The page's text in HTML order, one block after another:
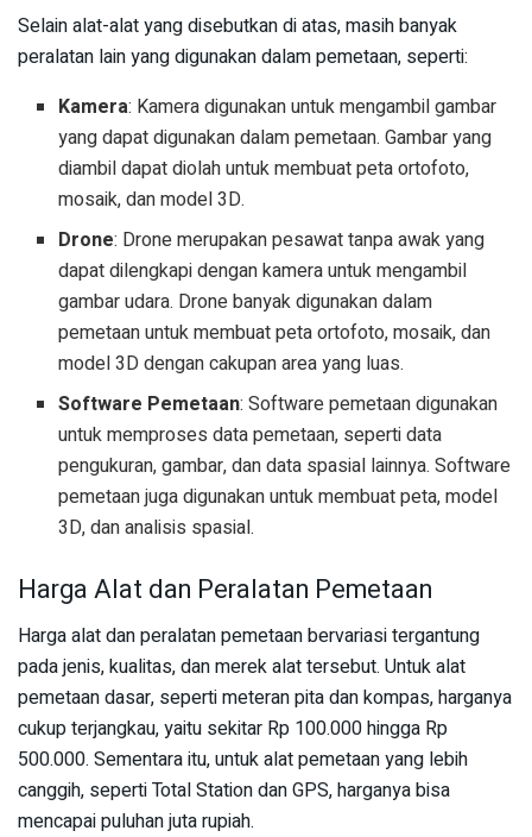
Selain alat-alat yang disebutkan di atas, masih banyak
peralatan lain yang digunakan dalam pemetaan, seperti:
Kamera: Kamera digunakan untuk mengambil gambar
yang dapat digunakan dalam pemetaan. Gambar yang
diambil dapat diolah untuk membuat peta ortofoto,
mosaik, dan model 3D.
Drone: Drone merupakan pesawat tanpa awak yang
dapat dilengkapi dengan kamera untuk mengambil
gambar udara. Drone banyak digunakan dalam
pemetaan untuk membuat peta ortofoto, mosaik, dan
model 3D dengan cakupan area yang luas.
Software Pemetaan: Software pemetaan digunakan
untuk memproses data pemetaan, seperti data
pengukuran, gambar, dan data spasial lainnya. Software
pemetaan juga digunakan untuk membuat peta, model
3D, dan analisis spasial.
Harga Alat dan Peralatan Pemetaan
Harga alat dan peralatan pemetaan bervariasi tergantung
pada jenis, kualitas, dan merek alat tersebut. Untuk alat
pemetaan dasar, seperti meteran pita dan kompas, harganya
cukup terjangkau, yaitu sekitar Rp 100.000 hingga Rp
500.000. Sementara itu, untuk alat pemetaan yang lebih
canggih, seperti Total Station dan GPS, harganya bisa
mencapai puluhan juta rupiah.